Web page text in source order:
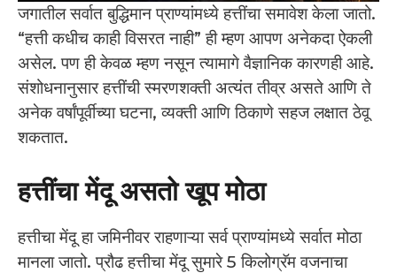
जगातील सर्वात बुद्धिमान प्राण्यांमध्ये हत्तींचा समावेश केला जातो.
“हत्ती कधीच काही विसरत नाही” ही म्हण आपण अनेकदा ऐकली
असेल. पण ही केवळ म्हण नसून त्यामागे वैज्ञानिक कारणही आहे.
संशोधनानुसार हत्तींची स्मरणशक्ती अत्यंत तीव्र असते आणि ते
अनेक वर्षांपूर्वीच्या घटना, व्यक्ती आणि ठिकाणे सहज लक्षात ठेवू
शकतात.
हत्तींचा मेंदू असतो खूप मोठा
हत्तीचा मेंदू हा जमिनीवर राहणाऱ्या सर्व प्राण्यांमध्ये सर्वात मोठा
मानला जातो. प्रौढ हत्तीचा मेंदू सुमारे 5 किलोग्रॅम वजनाचा